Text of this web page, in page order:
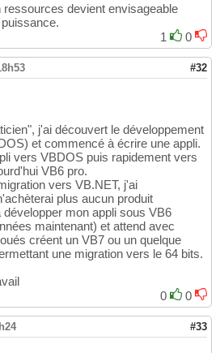
devient envisageable
1
0
#32
j'ai découvert le développement
et commencé à écrire une appli.
vers VBDOS puis rapidement vers
VB6 pro.
vers VB.NET, j'ai
plus aucun produit
mon appli sous VB6
maintenant) et attend avec
créent un VB7 ou un quelque
une migration vers le 64 bits.
0
0
#33